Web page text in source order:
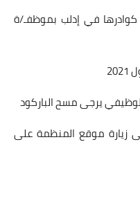
في إدلب بموظفـ/ة
يرجى مسح الباركود
زيارة موقع المنظمة على